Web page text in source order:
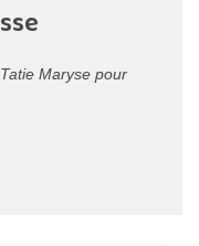
Maryse pour